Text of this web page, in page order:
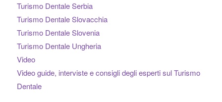
Turismo Dentale Serbia
Turismo Dentale Slovacchia
Turismo Dentale Slovenia
Turismo Dentale Ungheria
Video
Video guide, interviste e consigli degli esperti sul Turismo
Dentale